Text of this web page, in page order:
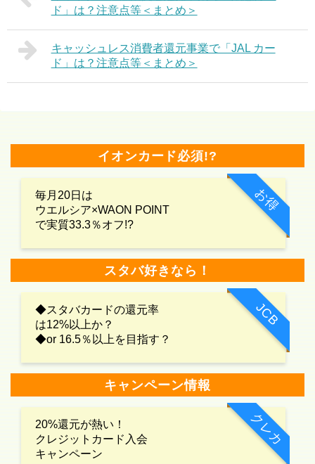
ド」は？注意点等＜まとめ＞
キャッシュレス消費者還元事業で「JAL カー
ド」は？注意点等＜まとめ＞
イオンカード必須!?
お得
毎月20日は
ウエルシア×WAON POINT
で実質33.3％オフ!?
スタバ好きなら！
JCB
◆スタバカードの還元率
は12%以上か？
◆or 16.5％以上を目指す？
キャンペーン情報
クレカ
20%還元が熱い！
クレジットカード入会
キャンペーン